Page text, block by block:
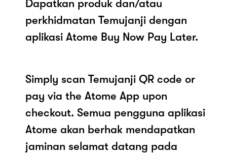
Dapatkan produk dan/atau
perkhidmatan Temujanji dengan
aplikasi Atome Buy Now Pay Later.
Simply scan Temujanji QR code or
pay via the Atome App upon
checkout. Semua pengguna aplikasi
Atome akan berhak mendapatkan
jaminan selamat datang pada